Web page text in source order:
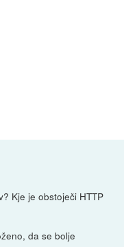
Kje je obstoječi HTTP
da se bolje